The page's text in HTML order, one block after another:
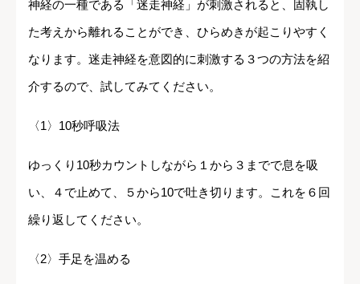
神経の一種である「迷走神経」が刺激されると、固執し
た考えから離れることができ、ひらめきが起こりやすく
なります。迷走神経を意図的に刺激する３つの方法を紹
介するので、試してみてください。
〈1〉10秒呼吸法
ゆっくり10秒カウントしながら１から３までで息を吸
い、４で止めて、５から10で吐き切ります。これを６回
繰り返してください。
〈2〉手足を温める